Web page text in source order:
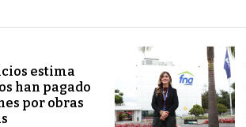
estima
han pagado
por obras